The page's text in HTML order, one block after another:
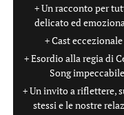
Un racconto per
delicato ed
Cast eccezionale
Esordio alla regia di
Song impeccabile
Un invito a riflettere,
stessi e le nostre